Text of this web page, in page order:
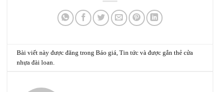
Bài viết này được đăng trongBáo giá ,Tin tức và được gắn thẻcửa
nhựa đài loan